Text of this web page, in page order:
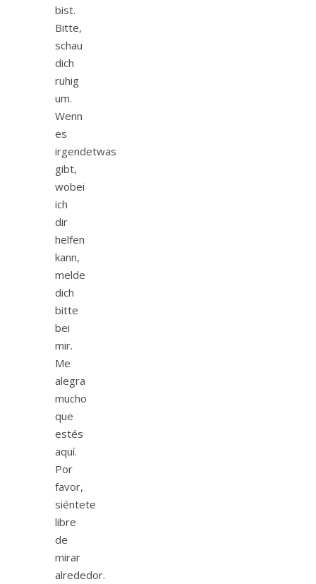
bist.
Bitte,
schau
dich
ruhig
um.
Wenn
es
irgendetwas
gibt,
wobei
ich
dir
helfen
kann,
melde
dich
bitte
bei
mir.
Me
alegra
mucho
que
estés
aquí.
Por
favor,
siéntete
libre
de
mirar
alrededor.